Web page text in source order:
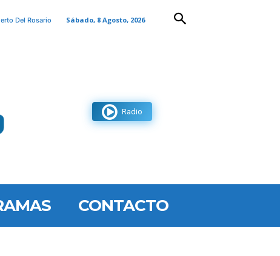
Del Rosario Sábado, 8 Agosto, 2026
Radio
CONTACTO